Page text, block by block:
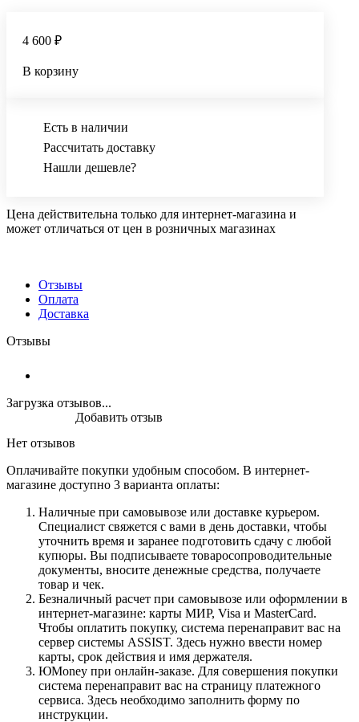
4 600 ₽
В корзину
Есть в наличии
Рассчитать доставку
Нашли дешевле?
Цена действительна только для интернет-магазина и
может отличаться от цен в розничных магазинах
Отзывы
Оплата
Доставка
Отзывы
Загрузка отзывов...
Нет отзывов
Добавить отзыв
Оплачивайте покупки удобным способом. В интернет-
магазине доступно 3 варианта оплаты:
Наличные при самовывозе или доставке курьером.
Специалист свяжется с вами в день доставки, чтобы
уточнить время и заранее подготовить сдачу с любой
купюры. Вы подписываете товаросопроводительные
документы, вносите денежные средства, получаете
товар и чек.
Безналичный расчет при самовывозе или оформлении в
интернет-магазине: карты МИР, Visa и MasterCard.
Чтобы оплатить покупку, система перенаправит вас на
сервер системы ASSIST. Здесь нужно ввести номер
карты, срок действия и имя держателя.
ЮMoney при онлайн-заказе. Для совершения покупки
система перенаправит вас на страницу платежного
сервиса. Здесь необходимо заполнить форму по
инструкции.